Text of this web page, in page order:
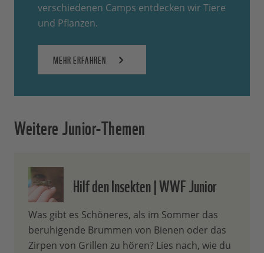
verschiedenen Camps entdecken wir Tiere
und Pflanzen.
MEHR ERFAHREN
Weitere Junior-Themen
Hilf den Insekten | WWF Junior
Was gibt es Schöneres, als im Sommer das
beruhigende Brummen von Bienen oder das
Zirpen von Grillen zu hören? Lies nach, wie du